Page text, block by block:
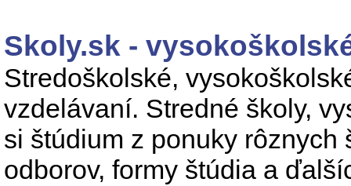
Skoly.sk -
Stredoškolské,
vzdelávaní. Stredné školy,
si štúdium z ponuky
odborov, formy štúdia a